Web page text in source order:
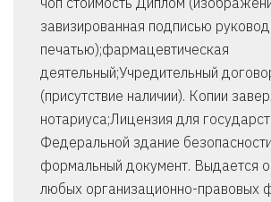
завизированная подписью
печатью);фармацевтическая
деятельный;Учредительный
(присутствие наличии). Копии
нотариуса;Лицензия для
Федеральной здание
формальный документ. Выдается
любых организационно-правовых